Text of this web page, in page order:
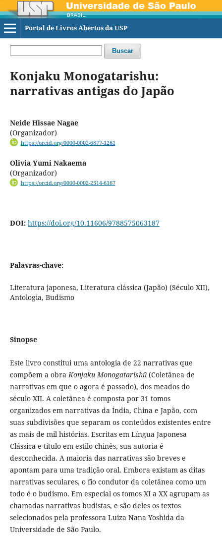
Portal de Livros Abertos da USP
Buscar
Konjaku Monogatarishu:
narrativas antigas do Japão
Neide Hissae Nagae
(Organizador)
https://orcid.org/0000-0002-6877-1261
Olivia Yumi Nakaema
(Organizador)
https://orcid.org/0000-0002-2514-6167
DOI: https://doi.org/10.11606/9788575063187
Palavras-chave:
Literatura japonesa, Literatura clássica (Japão) (Século XII),
Antologia, Budismo
Sinopse
Este livro constitui uma antologia de 22 narrativas que
compõem a obraKonjaku Monogatarishū(Coletânea de
narrativas em que o agora é passado), dos meados do
século XII. A coletânea é composta por 31 tomos
organizados em narrativas da Índia, China e Japão, com
suas subdivisões que separam os conteúdos existentes entre
as mais de mil histórias. Escritas em Língua Japonesa
Clássica e título em estilo chinês, sua autoria é
desconhecida. A maioria das narrativas são breves e
apontam para uma tradição oral. Embora existam as ditas
narrativas seculares, o fio condutor da coletânea como um
todo é o budismo. Em especial os tomos XI a XX agrupam as
chamadas narrativas budistas, e são deles os textos
selecionados pela professora Luiza Nana Yoshida da
Universidade de São Paulo.